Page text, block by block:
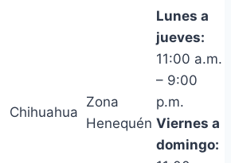
Chihuahua
Zona
Henequén
Lunes a
jueves:
11:00 a.m.
– 9:00
p.m.
Viernes a
domingo: